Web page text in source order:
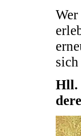
Hll.